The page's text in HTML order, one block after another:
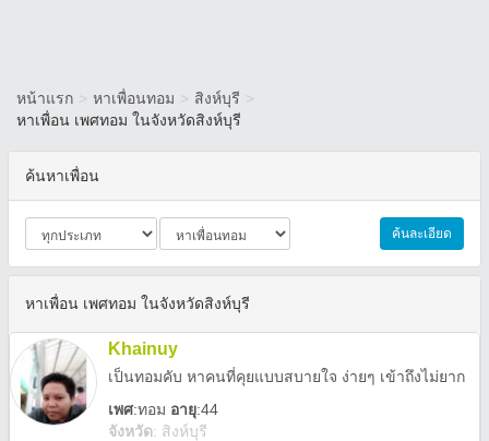
หน้าแรก > หาเพื่อนทอม > สิงห์บุรี >
หาเพื่อน เพศทอม ในจังหวัดสิงห์บุรี
ค้นหาเพื่อน
ค้นละเอียด
หาเพื่อน เพศทอม ในจังหวัดสิงห์บุรี
Khainuy
เป็นทอมคับ หาคนที่คุยแบบสบายใจ ง่ายๆ เข้าถึงไม่ยาก
เพศ:ทอม อายุ:44
จังหวัด: สิงห์บุรี